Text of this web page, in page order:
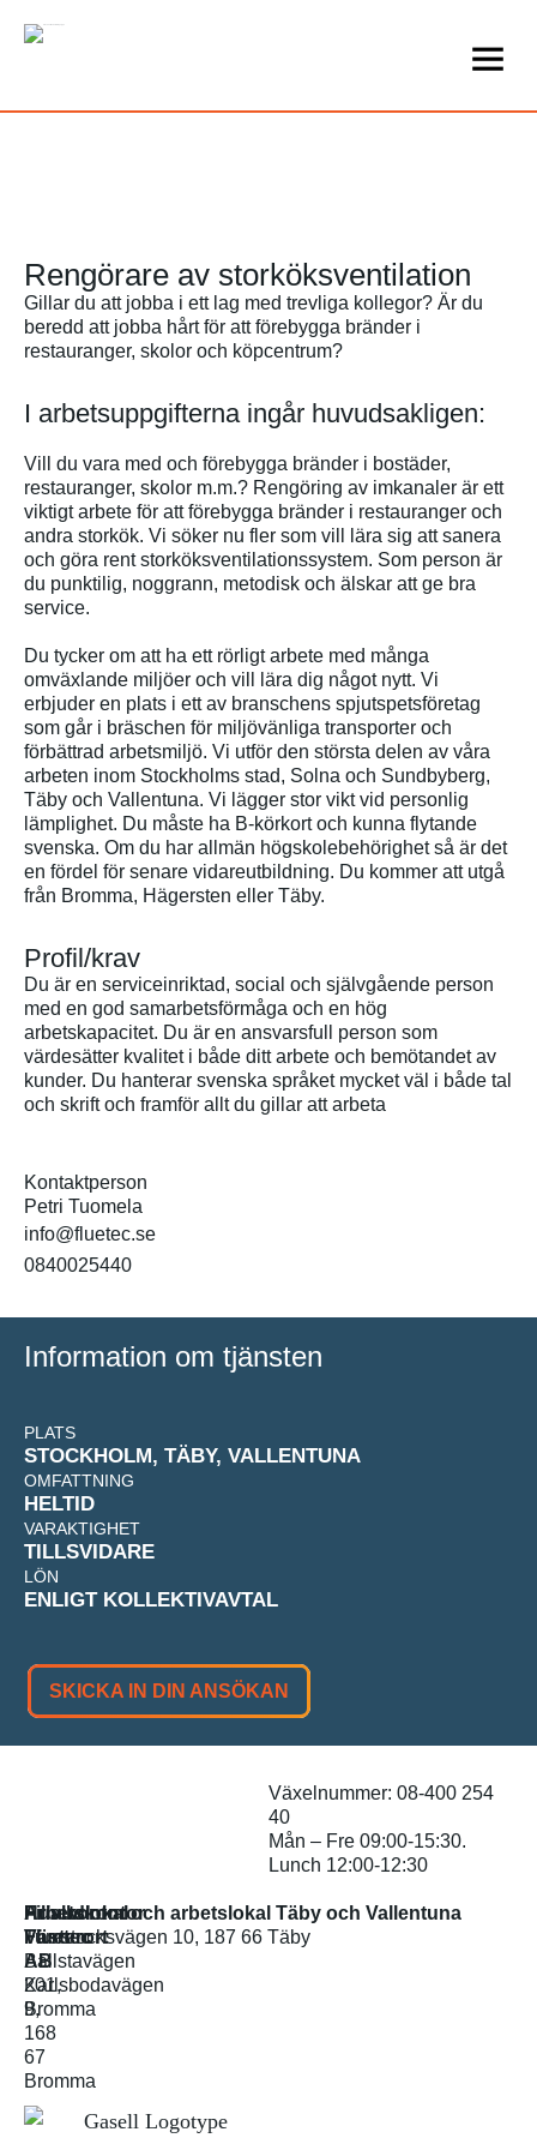
Rengörare av storköksventilation
Gillar du att jobba i ett lag med trevliga kollegor? Är du
beredd att jobba hårt för att förebygga bränder i
restauranger, skolor och köpcentrum?
I arbetsuppgifterna ingår huvudsakligen:
Vill du vara med och förebygga bränder i bostäder,
restauranger, skolor m.m.? Rengöring av imkanaler är ett
viktigt arbete för att förebygga bränder i restauranger och
andra storkök. Vi söker nu fler som vill lära sig att sanera
och göra rent storköksventilationssystem. Som person är
du punktilig, noggrann, metodisk och älskar att ge bra
service.
Du tycker om att ha ett rörligt arbete med många
omväxlande miljöer och vill lära dig något nytt. Vi
erbjuder en plats i ett av branschens spjutspetsföretag
som går i bräschen för miljövänliga transporter och
förbättrad arbetsmiljö. Vi utför den största delen av våra
arbeten inom Stockholms stad, Solna och Sundbyberg,
Täby och Vallentuna. Vi lägger stor vikt vid personlig
lämplighet. Du måste ha B-körkort och kunna flytande
svenska. Om du har allmän högskolebehörighet så är det
en fördel för senare vidareutbildning. Du kommer att utgå
från Bromma, Hägersten eller Täby.
Profil/krav
Du är en serviceinriktad, social och självgående person
med en god samarbetsförmåga och en hög
arbetskapacitet. Du är en ansvarsfull person som
värdesätter kvalitet i både ditt arbete och bemötandet av
kunder. Du hanterar svenska språket mycket väl i både tal
och skrift och framför allt du gillar att arbeta
Kontaktperson
Petri Tuomela
info@fluetec.se
0840025440
Information om tjänsten
PLATS
STOCKHOLM, TÄBY, VALLENTUNA
OMFATTNING
HELTID
VARAKTIGHET
TILLSVIDARE
LÖN
ENLIGT KOLLEKTIVAVTAL
SKICKA IN DIN ANSÖKAN
Växelnummer: 08-400 254
40
Mån – Fre 09:00-15:30.
Lunch 12:00-12:30
Huvudkontor
Fluetec
AB
Karlsbodavägen
9,
168
67
Bromma
Arbetslokal
Västerort
Bällstavägen
201,
Bromma
Filialkontor och arbetslokal Täby och Vallentuna
Tumstocksvägen 10, 187 66 Täby